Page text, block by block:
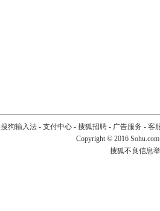
搜狗输入法- 支付中心- 搜狐招聘- 广告服务 - 客
Copyright © 2016
搜狐不良信息